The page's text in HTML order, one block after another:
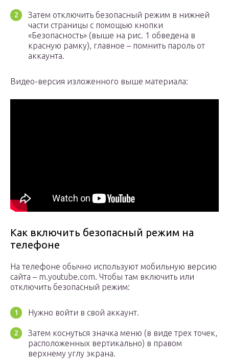
Затем отключить безопасный режим в нижней
части страницы с помощью кнопки
«Безопасность» (выше на рис. 1 обведена в
красную рамку), главное – помнить пароль от
аккаунта.
Видео-версия изложенного выше материала:
Как включить безопасный режим на
телефоне
На телефоне обычно используют мобильную версию
сайта – m.youtube.com. Чтобы там включить или
отключить безопасный режим:
Нужно войти в свой аккаунт.
Затем коснуться значка меню (в виде трех точек,
расположенных вертикально) в правом
верхнему углу экрана.